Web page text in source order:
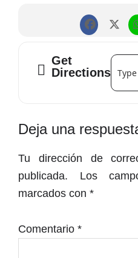
Get
Directions
Interacciones
con
los
lectores
Deja una
Tu dirección de
publicada.
Los
marcados con *
Comentario *